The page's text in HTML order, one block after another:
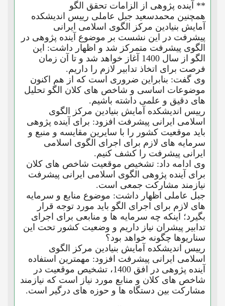
** آینده پژوهی از الزامات تحقق الگو
همچنین محمدسعید جبل عاملی رییس اندیشکده
آمایش بنیادین مرکز الگوی اسلامی ایرانی
پیشرفت در این نشست بر موضوع آینده پژوهی در
الگوی پیشرفت متمرکز شد و اظهار داشت: این
الگو از سال 1400 آغاز خواهد شد و تا آن زمان
فرصت برای اتخاذ تدابیر لازم را داریم.
وی گفت: بنابراین ضروری است که از هم اکنون
موضوعات اساسی و شاخص های کلان الگو تحلیل
های دقیق و علمی داشته باشیم.
رییس اندیشکده آمایش بنیادین مرکز الگوی
اسلامی ایرانی پیشرفت افزود: برای آینده پژوهی
باید موقعیت کشور را با سایرین مقایسه و منبع و
سرمایه های لازم برای اجرای الگوی اسلامی
ایرانی پیشرفت را کشف کنیم.
وی ادامه داد: تشخیص موقعیت شاخص های کلان
برای آینده پژوهی الگوی اسلامی ایرانی پیشرفت
نیازمند مشارکت جمعی است.
جبل عاملی اظهار داشت: موضوع منابع و سرمایه
های لازم برای اجرای الگو باید مورد توجه قرار
بگیرد؛ اینکه چه سرمایه ها و منابعی برای اجرای
تدابیر پیشران نیاز داریم و وضعیت کشور تحت این
سناریوها چگونه خواهد بود؟
رییس اندیشکده آمایش بنیادین مرکز الگوی
اسلامی ایرانی پیشرفت افزود: مهمترین استفاده
آینده پژوهی در افق 1400، تشخیص موقعیت در
شاخص های کلان و منابع مورد نیاز است که نیازمند
مشارکت بین دستگاه ها و حوزه های درگیر است.